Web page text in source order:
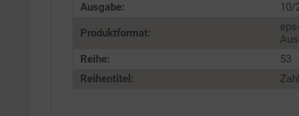
Ausgabe: 10/
Produktformat:
Reihe:
53
Reihentitel: